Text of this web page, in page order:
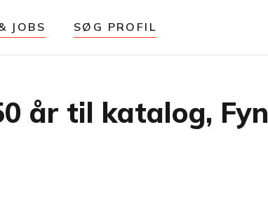
JOBS SØG PROFIL
år til katalog, Fyn